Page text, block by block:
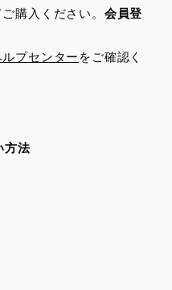
購入ください。 会員登
ルプセンター をご確認く
方法